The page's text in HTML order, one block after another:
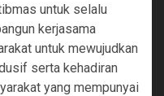
untuk selalu
kerjasama
untuk mewujudkan
serta kehadiran
yang mempunyai